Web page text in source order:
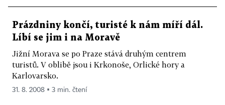
Prázdniny končí, turisté k nám míří dál.
Líbí se jim i na Moravě
Jižní Morava se po Praze stává druhým centrem
turistů. V oblibě jsou i Krkonoše, Orlické hory a
Karlovarsko.
31. 8. 2008 ▪ 3 min. čtení